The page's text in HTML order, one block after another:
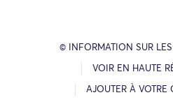
© INFORMATION SUR LES
VOIR EN HAUTE
AJOUTER À VOTRE